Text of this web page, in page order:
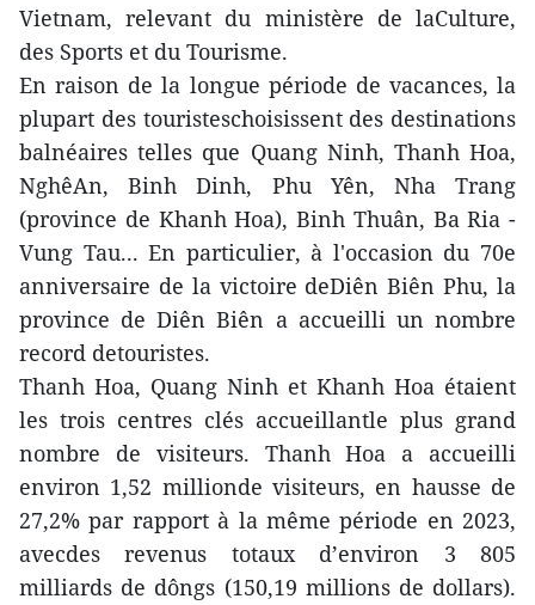
Vietnam, relevant du ministère de laCulture,
des Sports et du Tourisme.
En raison de la longue période de vacances, la
plupart des touristeschoisissent des destinations
balnéaires telles que Quang Ninh, Thanh Hoa,
NghêAn, Binh Dinh, Phu Yên, Nha Trang
(province de Khanh Hoa), Binh Thuân, Ba Ria -
Vung Tau... En particulier, à l'occasion du 70e
anniversaire de la victoire deDiên Biên Phu, la
province de Diên Biên a accueilli un nombre
record detouristes.
Thanh Hoa, Quang Ninh et Khanh Hoa étaient
les trois centres clés accueillantle plus grand
nombre de visiteurs. Thanh Hoa a accueilli
environ 1,52 millionde visiteurs, en hausse de
27,2% par rapport à la même période en 2023,
avecdes revenus totaux d’environ 3 805
milliards de dôngs (150,19 millions de dollars).